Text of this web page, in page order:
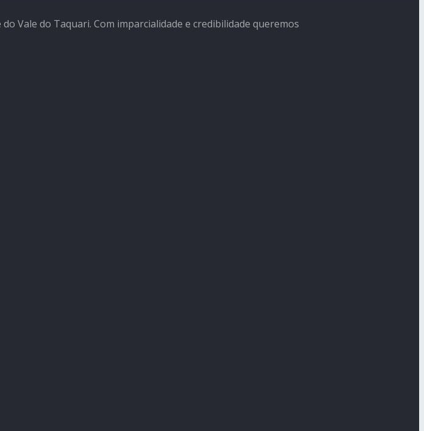
Vale do Taquari. Com imparcialidade e credibilidade queremos